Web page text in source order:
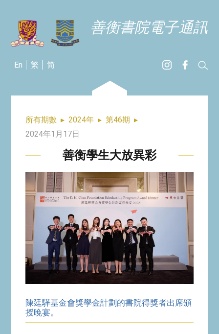
善衡書院電子通訊
En 繁 简
所有期數 ▸ 2024年 ▸ 第46期 ▸
2024年1月17日
善衡學生大放異彩
陳廷驊基金會獎學金計劃的書院得獎者出席頒
授晚宴。